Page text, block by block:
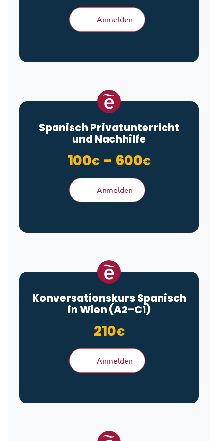
Anmelden
Spanisch Privatunterricht
und Nachhilfe
100€ – 600€
Anmelden
Konversationskurs Spanisch
in Wien (A2–C1)
210€
Anmelden